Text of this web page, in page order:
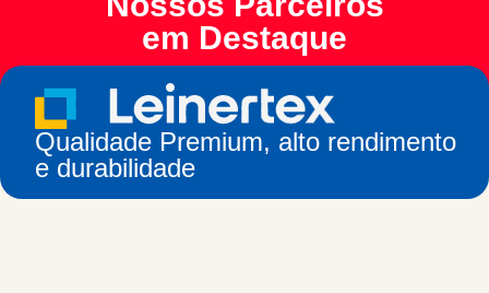
em Destaque
Qualidade Premium, alto rendimento
e durabilidade